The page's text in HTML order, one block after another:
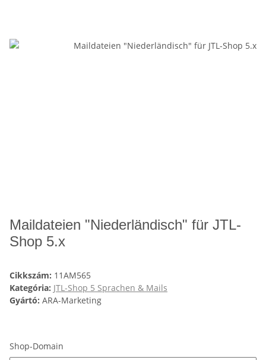
Maildateien "Niederländisch" für JTL-
Shop 5.x
Cikkszám: 11AM565
Kategória: JTL-Shop 5 Sprachen & Mails
Gyártó: ARA-Marketing
Shop-Domain